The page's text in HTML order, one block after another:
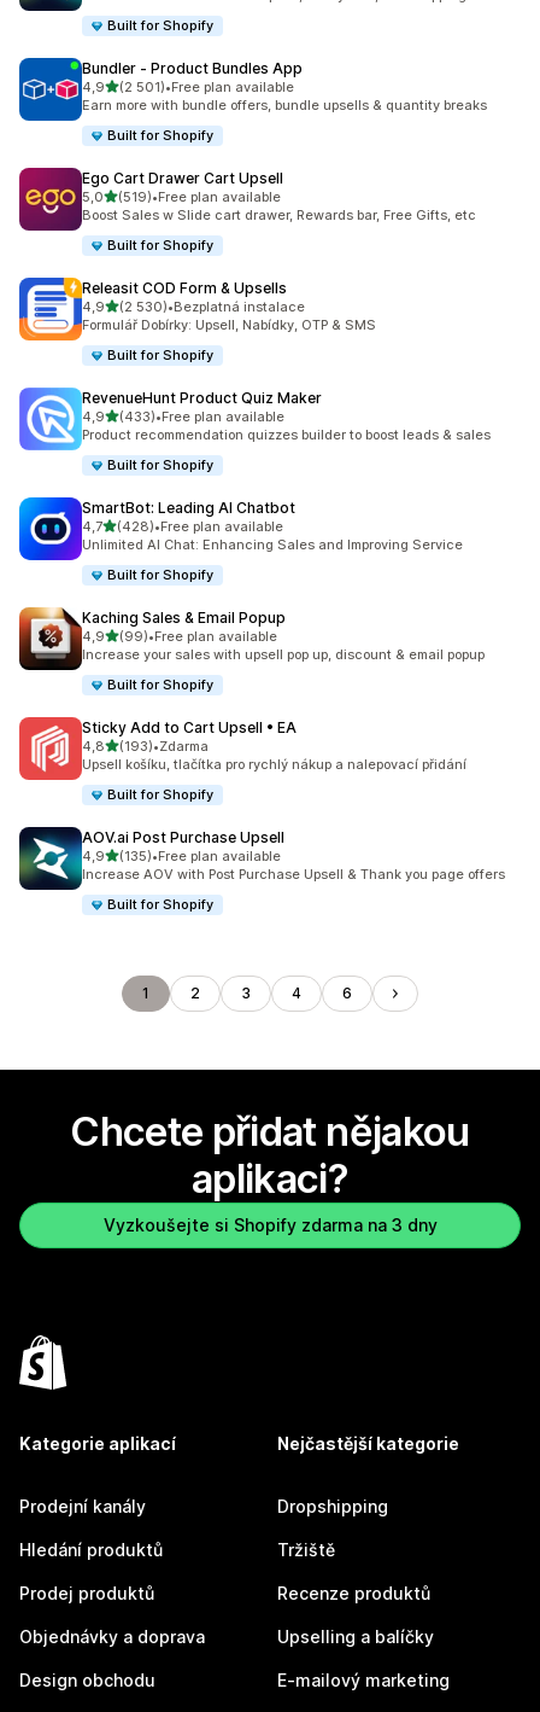
Built for Shopify
Bundler ‑ Product Bundles App
4,9z 5 hvězd
(2 501)
Celkový počet recenzí: 2501
•Free plan available
Earn more with bundle offers, bundle upsells & quantity breaks
Built for Shopify
Ego Cart Drawer Cart Upsell
5,0z 5 hvězd
(519)
Celkový počet recenzí: 519
•Free plan available
Boost Sales w Slide cart drawer, Rewards bar, Free Gifts, etc
Built for Shopify
Releasit COD Form & Upsells
4,9z 5 hvězd
(2 530)
Celkový počet recenzí: 2530
•Bezplatná instalace
Formulář Dobírky: Upsell, Nabídky, OTP & SMS
Built for Shopify
RevenueHunt Product Quiz Maker
4,9z 5 hvězd
(433)
Celkový počet recenzí: 433
•Free plan available
Product recommendation quizzes builder to boost leads & sales
Built for Shopify
SmartBot: Leading AI Chatbot
4,7z 5 hvězd
(428)
Celkový počet recenzí: 428
•Free plan available
Unlimited AI Chat: Enhancing Sales and Improving Service
Built for Shopify
Kaching Sales & Email Popup
4,9z 5 hvězd
(99)
Celkový počet recenzí: 99
•Free plan available
Increase your sales with upsell pop up, discount & email popup
Built for Shopify
Sticky Add to Cart Upsell • EA
4,8z 5 hvězd
(193)
Celkový počet recenzí: 193
•Zdarma
Upsell košíku, tlačítka pro rychlý nákup a nalepovací přidání
Built for Shopify
AOV.ai Post Purchase Upsell
4,9z 5 hvězd
(135)
Celkový počet recenzí: 135
•Free plan available
Increase AOV with Post Purchase Upsell & Thank you page offers
Built for Shopify
1 2 3 4 6
Chcete přidat nějakou
aplikaci?
Vyzkoušejte si Shopify zdarma na 3 dny
Kategorie aplikací
Prodejní kanály
Hledání produktů
Prodej produktů
Objednávky a doprava
Design obchodu
Nejčastější kategorie
Dropshipping
Tržiště
Recenze produktů
Upselling a balíčky
E-mailový marketing